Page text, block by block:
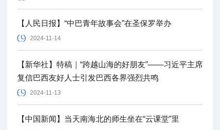
【人民日报】“中巴青年故事会”在圣保罗举办
2024-11-14
【新华社】特稿｜“跨越山海的好朋友”——习近平主席
复信巴西友好人士引发巴西各界强烈共鸣
2024-11-13
【中国新闻】当天南海北的师生坐在“云课堂”里